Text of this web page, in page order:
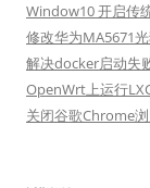
Window10 开启传
修改华为MA5671
解决docker启动失
OpenWrt上运行
关闭谷歌Chrome